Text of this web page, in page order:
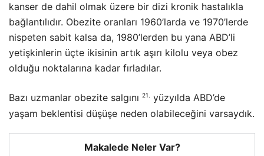
kanser de dahil olmak üzere bir dizi kronik hastalıkla
bağlantılıdır. Obezite oranları 1960’larda ve 1970’lerde
nispeten sabit kalsa da, 1980’lerden bu yana ABD’li
yetişkinlerin üçte ikisinin artık aşırı kilolu veya obez
olduğu noktalarına kadar fırladılar.
Bazı uzmanlar obezite salgını 21. yüzyılda ABD’de
yaşam beklentisi düşüşe neden olabileceğini varsaydık.
Makalede Neler Var?